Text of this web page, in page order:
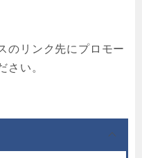
のリンク先にプロモー
さい。